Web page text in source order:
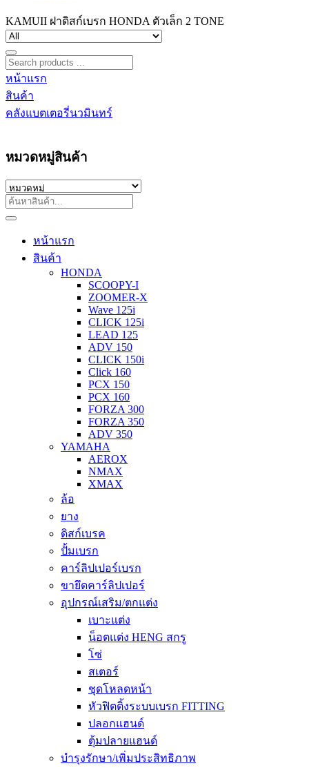
KAMUII ฝาดิสก์เบรก HONDA ตัวเล็ก 2 TONE
หน้าแรก
สินค้า
คลังแบตเตอรี่นวมินทร์
หมวดหมู่สินค้า
หน้าแรก
สินค้า
HONDA
SCOOPY-I
ZOOMER-X
Wave 125i
CLICK 125i
LEAD 125
ADV 150
CLICK 150i
Click 160
PCX 150
PCX 160
FORZA 300
FORZA 350
ADV 350
YAMAHA
AEROX
NMAX
XMAX
ล้อ
ยาง
ดิสก์เบรค
ปั้มเบรก
คาร์ลิปเปอร์เบรก
ขายึดคาร์ลิปเปอร์
อุปกรณ์เสริม/ตกแต่ง
เบาะแต่ง
น็อตแต่ง HENG สกรู
โซ่
สเตอร์
ชุดโหลดหน้า
หัวฟิตติ้งระบบเบรก FITTING
ปลอกแฮนด์
ตุ้มปลายแฮนด์
บำรุงรักษา/เพิ่มประสิทธิภาพ